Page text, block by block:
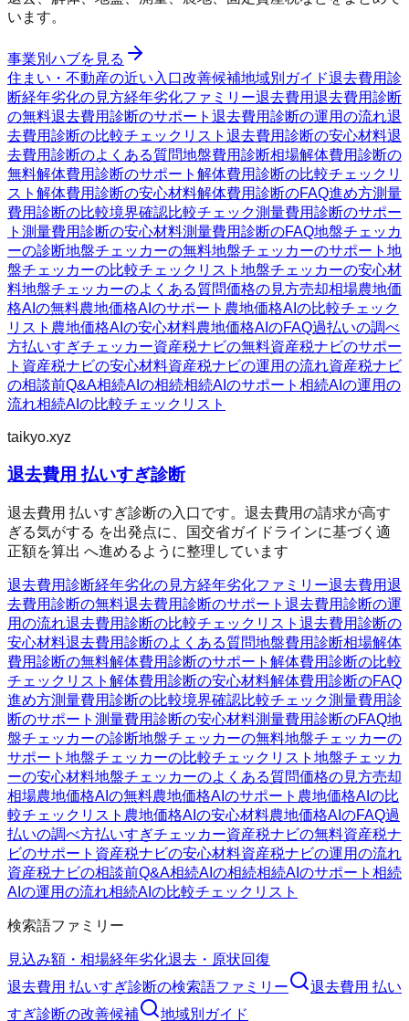
います。
事業別ハブを見る
住まい・不動産の近い入口改善候補地域別ガイド退去費用診
断経年劣化の見方経年劣化ファミリー退去費用退去費用診断
の無料退去費用診断のサポート 退去費用診断の運用の流れ退
去費用診断の比較チェックリスト 退去費用診断の安心材料退
去費用診断のよくある質問地盤費用診断相場解体費用診断の
無料解体費用診断のサポート 解体費用診断の比較チェックリ
スト 解体費用診断の安心材料解体費用診断のFAQ進め方測量
費用診断の比較境界確認比較チェック測量費用診断のサポー
ト 測量費用診断の安心材料測量費用診断のFAQ地盤チェッカ
ーの診断地盤チェッカーの無料地盤チェッカーのサポート 地
盤チェッカーの比較チェックリスト 地盤チェッカーの安心材
料地盤チェッカーのよくある質問価格の見方売却相場農地価
格AIの無料農地価格AIのサポート 農地価格AIの比較チェック
リスト 農地価格AIの安心材料農地価格AIのFAQ過払いの調べ
方払いすぎチェッカー資産税ナビの無料資産税ナビのサポー
ト 資産税ナビの安心材料資産税ナビの運用の流れ資産税ナビ
の相談前Q&A相続AIの相続相続AIのサポート 相続AIの運用の
流れ相続AIの比較チェックリスト
taikyo.xyz
退去費用 払いすぎ診断
退去費用 払いすぎ診断の入口です。退去費用の請求が高す
ぎる気がする を出発点に、国交省ガイドラインに基づく適
正額を算出 へ進めるように整理しています
退去費用診断経年劣化の見方経年劣化ファミリー退去費用退
去費用診断の無料退去費用診断のサポート 退去費用診断の運
用の流れ退去費用診断の比較チェックリスト 退去費用診断の
安心材料退去費用診断のよくある質問地盤費用診断相場解体
費用診断の無料解体費用診断のサポート 解体費用診断の比較
チェックリスト 解体費用診断の安心材料解体費用診断のFAQ
進め方測量費用診断の比較境界確認比較チェック測量費用診
断のサポート 測量費用診断の安心材料測量費用診断のFAQ地
盤チェッカーの診断地盤チェッカーの無料地盤チェッカーの
サポート 地盤チェッカーの比較チェックリスト 地盤チェッカ
ーの安心材料地盤チェッカーのよくある質問価格の見方売却
相場農地価格AIの無料農地価格AIのサポート 農地価格AIの比
較チェックリスト 農地価格AIの安心材料農地価格AIのFAQ過
払いの調べ方払いすぎチェッカー資産税ナビの無料資産税ナ
ビのサポート 資産税ナビの安心材料資産税ナビの運用の流れ
資産税ナビの相談前Q&A相続AIの相続相続AIのサポート 相続
AIの運用の流れ相続AIの比較チェックリスト
検索語ファミリー
見込み額・相場経年劣化退去・原状回復
退去費用 払いすぎ診断の検索語ファミリー
退去費用 払い
すぎ診断の改善候補 地域別ガイド